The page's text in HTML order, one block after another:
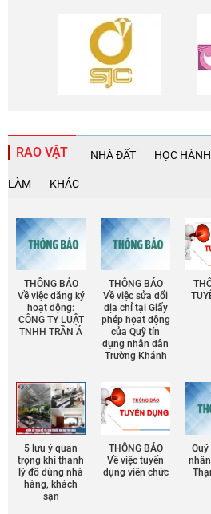
RAO VẶT NHÀ ĐẤT HỌC HÀNH
LÀM KHÁC
THÔNG BÁO
Về việc đăng ký
hoạt động:
CÔNG TY LUẬT
TNHH TRẦN Á
THÔNG BÁO
Về việc sửa đổi
địa chỉ tại Giấy
phép họat động
của Quỹ tín
dụng nhân dân
Trường Khánh
5 lưu ý quan
trọng khi thanh
lý đồ dùng nhà
hàng, khách
sạn
THÔNG BÁO
Về việc tuyển
dụng viên chức